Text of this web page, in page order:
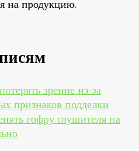
на продукцию.
зрение из‑за
признаков подделки
гофру глушителя на